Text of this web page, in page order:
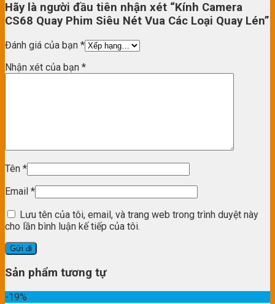
Hãy là người đầu tiên nhận xét “Kính Camera
CS68 Quay Phim Siêu Nét Vua Các Loại Quay Lén”
Đánh giá của bạn *
Nhận xét của bạn *
Tên *
Email *
Lưu tên của tôi, email, và trang web trong trình duyệt này
cho lần bình luận kế tiếp của tôi.
Sản phẩm tương tự
-19%